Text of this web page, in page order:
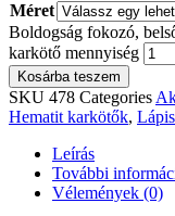
Méret
Boldogság fokozó,
karkötő mennyiség
Kosárba teszem
SKU 478 Categories
Hematit karkötők,
Leírás
További
Vélemények (0)